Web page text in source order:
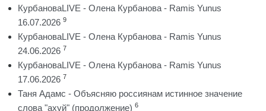
КурбановаLIVE - Олена Курбанова - Ramis Yunus
16.07.2026 9
КурбановаLIVE - Олена Курбанова - Ramis Yunus
24.06.2026 7
КурбановаLIVE - Олена Курбанова - Ramis Yunus
17.06.2026 7
Таня Адамс - Объясняю россиянам истинное значение
слова "ахуй" (продолжение) 6